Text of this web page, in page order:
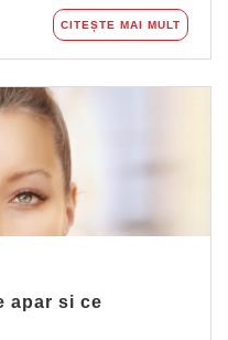
CITEȘTE MAI MULT
apar si ce